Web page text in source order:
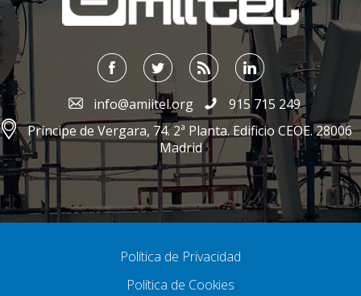
info@amiitel.org
915 715 249
Príncipe de Vergara, 74. 2ª Planta. Edificio CEOE. 28006
Madrid
Política de Privacidad
Política de Cookies